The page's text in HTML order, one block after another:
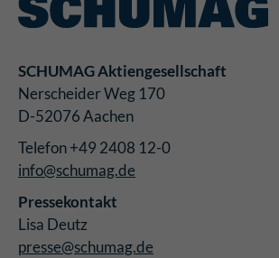
SCHUMAG Aktiengesellschaft
Nerscheider Weg 170
D-52076 Aachen
Telefon +49 2408 12-0
info@schumag.de
Pressekontakt
Lisa Deutz
presse@schumag.de